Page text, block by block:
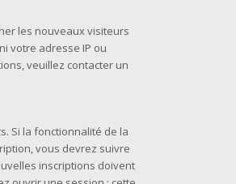
les nouveaux visiteurs
votre adresse IP ou
veuillez contacter un
Si la fonctionnalité de la
vous devrez suivre
inscriptions doivent